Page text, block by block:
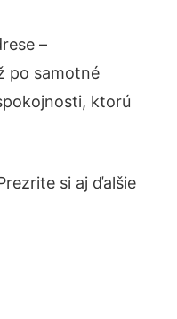
–
po samotné
ktorú
si aj ďalšie